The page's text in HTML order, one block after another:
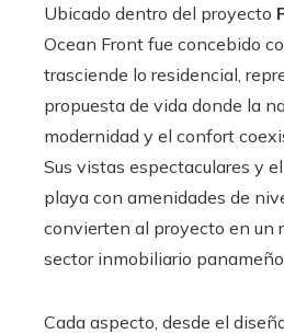
Ubicado dentro del proyecto
Ocean Front fue concebido
trasciende lo residencial,
propuesta de vida donde la
modernidad y el confort
Sus vistas espectaculares y
playa con amenidades de
convierten al proyecto en un
sector inmobiliario panameño.
Cada aspecto, desde el